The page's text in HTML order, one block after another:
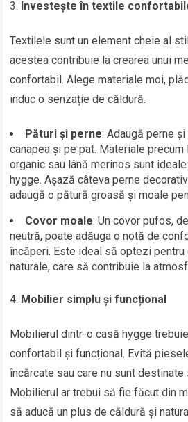
Investește în textile
Textilele sunt un element cheie al
acestea contribuie la crearea unui
confortabil. Alege materiale moi,
induc o senzație de căldură.
Pături și perne: Adaugă perne
canapea și pe pat. Materiale precum
organic sau lână merinos sunt
hygge. Așază câteva perne
adaugă o pătură groasă și moale
Covor moale: Un covor pufos,
neutră, poate adăuga o notă de
încăperi. Este ideal să optezi pentru
naturale, care să contribuie la
Mobilier simplu și funcțional
Mobilierul dintr-o casă hygge
confortabil și funcțional. Evită
încărcate sau care nu sunt destinate
Mobilierul ar trebui să fie făcut din
să aducă un plus de căldură și